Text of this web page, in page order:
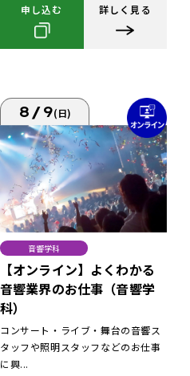
申し込む 詳しく見る
8/9(日)
音響学科
【オンライン】よくわかる
音響業界のお仕事（音響学
科）
コンサート・ライブ・舞台の音響ス
タッフや照明スタッフなどのお仕事
に興...